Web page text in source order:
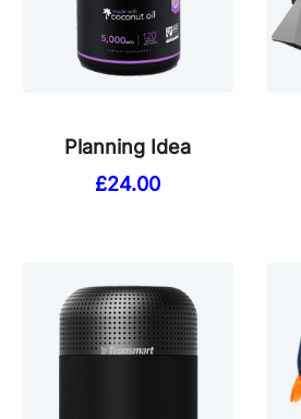
Planning Idea
£24.00